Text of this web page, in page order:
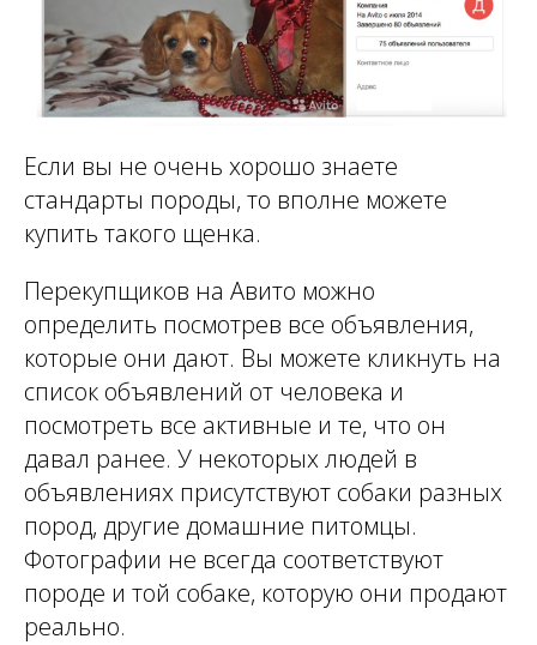
Если вы не очень хорошо знаете
стандарты породы, то вполне можете
купить такого щенка.
Перекупщиков на Авито можно
определить посмотрев все объявления,
которые они дают. Вы можете кликнуть на
список объявлений от человека и
посмотреть все активные и те, что он
давал ранее. У некоторых людей в
объявлениях присутствуют собаки разных
пород, другие домашние питомцы.
Фотографии не всегда соответствуют
породе и той собаке, которую они продают
реально.